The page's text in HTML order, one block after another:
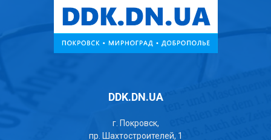
DDK.DN.UA
г. Покровск,
пр. Шахтостроителей, 1